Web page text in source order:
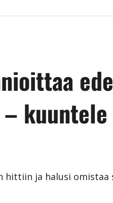
hittiin ja halusi omistaa